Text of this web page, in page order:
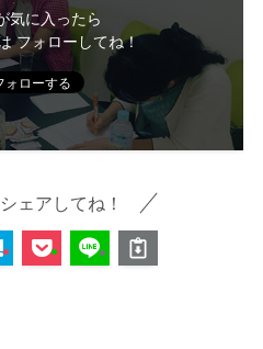
気に入ったら
フォローしてね！
ェアしてね！